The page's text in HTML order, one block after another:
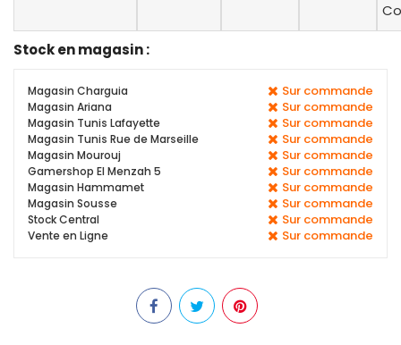
Stock en magasin :
Magasin Charguia Sur commande
Magasin Ariana Sur commande
Magasin Tunis Lafayette Sur commande
Magasin Tunis Rue de Marseille Sur commande
Magasin Mourouj Sur commande
Gamershop El Menzah 5 Sur commande
Magasin Hammamet Sur commande
Magasin Sousse Sur commande
Stock Central Sur commande
Vente en Ligne Sur commande